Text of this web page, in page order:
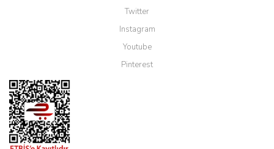
Twitter
Instagram
Youtube
Pinterest